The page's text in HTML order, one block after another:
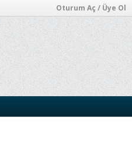
Oturum Aç / Üye Ol